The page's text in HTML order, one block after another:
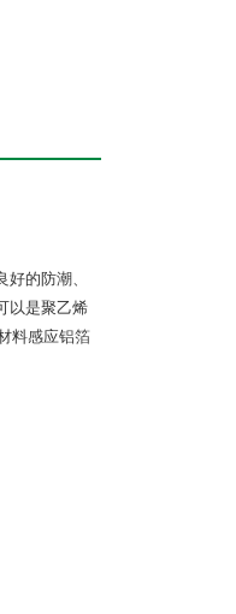
的防潮、
以是聚乙烯
料感应铝箔